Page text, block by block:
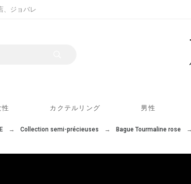
、ジョバレ
性 カクテルリング 男性
Collection semi-précieuses Bague Tourmaline rose